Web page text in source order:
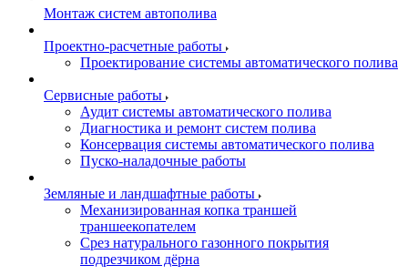
Монтаж систем автополива
Проектно-расчетные работы
Проектирование системы автоматического полива
Сервисные работы
Аудит системы автоматического полива
Диагностика и ремонт систем полива
Консервация системы автоматического полива
Пуско-наладочные работы
Земляные и ландшафтные работы
Механизированная копка траншей
траншеекопателем
Срез натурального газонного покрытия
подрезчиком дёрна